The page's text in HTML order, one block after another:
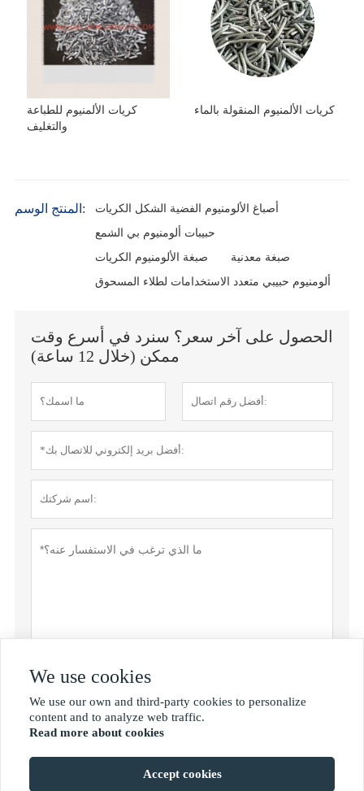
كريات الألمنيوم للطباعة
والتغليف
كريات الألمنيوم المنقولة بالماء
المنتج الوسم:
أصباغ الألومنيوم الفضية الشكل الكريات
حبيبات ألومنيوم بي الشمع
صبغة الألومنيوم الكريات
صبغة معدنية
ألومنيوم حبيبي متعدد الاستخدامات لطلاء المسحوق
الحصول على آخر سعر؟ سنرد في أسرع وقت
ممكن (خلال 12 ساعة)
We use cookies
We use our own and third-party cookies to personalize
content and to analyze web traffic.
Read more about cookies
Accept cookies